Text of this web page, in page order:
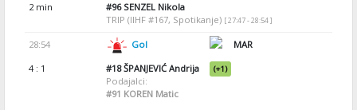
2 min
#96SENZEL Nikola
TRIP (IIHF #167, Spotikanje) [ 27:47 - 28:54 ]
28:54 Gol
MAR
4 : 1
#18ŠPANJEVIĆ Andrija (+1)
Podajalci:
#91 KOREN Matic